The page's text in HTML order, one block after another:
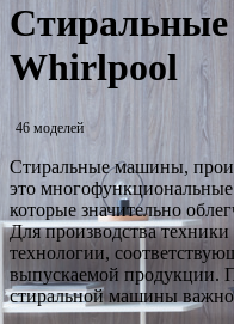
Whirlpool
46 моделей
Стиральные машины,
это
которые значительно
Для производства
технологии,
выпускаемой продукции.
стиральной машины